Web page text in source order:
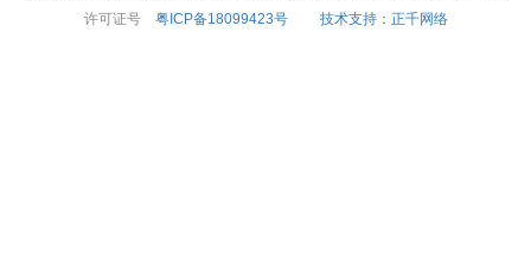
许可证号 粤ICP备18099423号 技术支持：正千网络